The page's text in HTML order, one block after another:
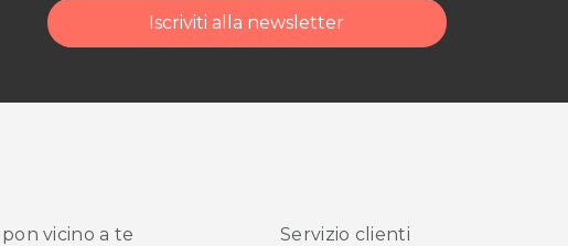
Iscriviti alla newsletter
vicino a te Servizio clienti